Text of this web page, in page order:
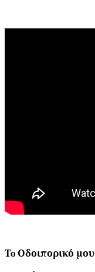
Τo Οδοιπορικό μου